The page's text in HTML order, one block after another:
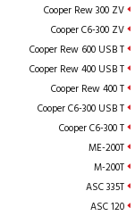
Cooper Rew 300 ZV
Cooper C6-300 ZV
Cooper Rew 600 USB T
Cooper Rew 400 USB T
Cooper Rew 400 T
Cooper C6-300 USB T
Cooper C6-300 T
ME-200T
M-200T
ASC 335T
ASC 120